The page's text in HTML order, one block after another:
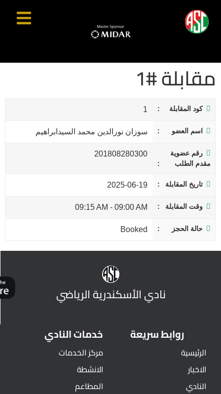
مقابلة #1
كود المقابلة 1
اسم العضو سوزان نورالدين محمد السيدابراهيم
رقم عضوية
مقدم الطلب
201808280300
تاريخ المقابلة 2025-06-19
وقت المقابلة 09:00 AM
-
09:15 AM
حالة الحجز Booked
نادي الأسكندرية الرياضي
روابط سريعة
الرئيسية
الاخبار
النادي
خدمات النادي
مركز الخدمات
الانشطة
المطاعم